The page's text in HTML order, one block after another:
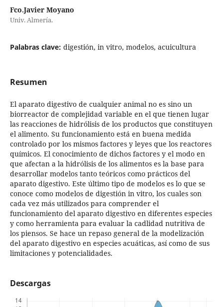
Fco.Javier Moyano
Univ. Almería.
Palabras clave: digestión, in vitro, modelos, acuicultura
Resumen
El aparato digestivo de cualquier animal no es sino un
biorreactor de complejidad variable en el que tienen lugar
las reacciones de hidrólisis de los productos que constituyen
el alimento. Su funcionamiento está en buena medida
controlado por los mismos factores y leyes que los reactores
químicos. El conocimiento de dichos factores y el modo en
que afectan a la hidrólisis de los alimentos es la base para
desarrollar modelos tanto teóricos como prácticos del
aparato digestivo. Este último tipo de modelos es lo que se
conoce como modelos de digestión in vitro, los cuales son
cada vez más utilizados para comprender el
funcionamiento del aparato digestivo en diferentes especies
y como herramienta para evaluar la cadlidad nutritiva de
los piensos. Se hace un repaso general de la modelización
del aparato digestivo en especies acuáticas, así como de sus
limitaciones y potencialidades.
Descargas